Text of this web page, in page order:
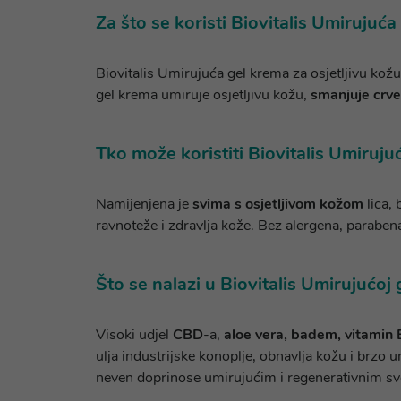
Za što se koristi Biovitalis
Biovitalis Umirujuća gel krema za osjetljivu
gel krema umiruje osjetljivu kožu, smanjuje
Tko može koristiti Biovitalis
Namijenjena jesvima s osjetljivom kožom lica,
ravnoteže i zdravlja kože. Bez alergena,
Što se nalazi u Biovitalis Umirujućoj
Visoki udjel CBD-a, aloe vera, badem, vitamin
ulja industrijske konoplje, obnavlja kožu i brzo
neven doprinose umirujućim i regenerativnim